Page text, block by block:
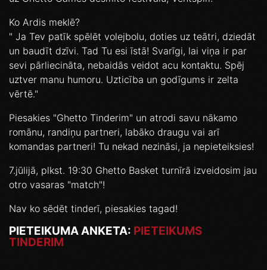
Ko Ardis meklē?
" Ja Tev patīk spēlēt volejbolu, doties uz teātri, dziedāt
un baudīt dzīvi. Tad Tu esi īstā! Svarīgi, lai viņa ir par
sevi pārliecināta, nebaidās veidot acu kontaktu. Spēj
uztver manu humoru. Uzticība un godīgums ir zelta
vērtē."
Piesakies "Ghetto Tinderim" un atrodi savu nākamo
romānu, randiņu partneri, labāko draugu vai arī
komandas partneri! Tu nekad nezināsi, ja nepieteiksies!
7.jūlijā, plkst. 19:30 Ghetto Basket turnīrā izveidosim jau
otro vasaras "match"!
Nav ko sēdēt tinderī, piesakies tagad!
PIETEIKUMA ANKETA: PIETEIKUMS
TINDERIM